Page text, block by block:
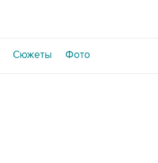
Сюжеты Фото